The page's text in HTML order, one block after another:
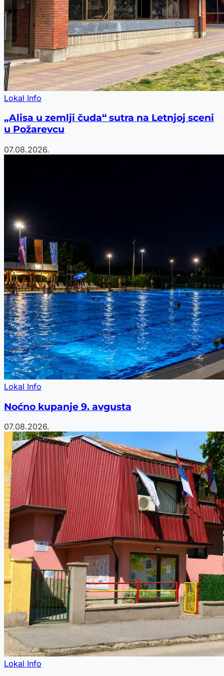
Lokal Info
„Alisa u zemlji čuda“ sutra na Letnjoj sceni
u Požarevcu
07.08.2026.
Lokal Info
Noćno kupanje 9. avgusta
07.08.2026.
Lokal Info